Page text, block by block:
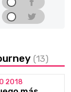
(13)
2018